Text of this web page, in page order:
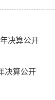
决算公开
决算公开